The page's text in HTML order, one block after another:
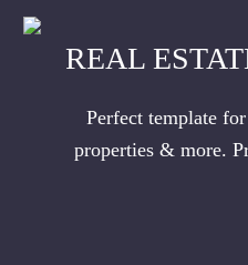
REAL
Perfect template
properties & more.